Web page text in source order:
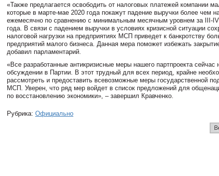
«Также предлагается освободить от налоговых платежей компании
которые в марте-мае 2020 года покажут падение выручки более чем
ежемесячно по сравнению с минимальным месячным уровнем за III-
года. В связи с падением выручки в условиях кризисной ситуации
налоговой нагрузки на предприятиях МСП приведет к банкротству
предприятий малого бизнеса. Данная мера поможет избежать
добавил парламентарий.
«Все разработанные антикризисные меры нашего партпроекта сейчас
обсуждении в Партии. В этот трудный для всех период, крайне
рассмотреть и предоставить всевозможные меры государственной
МСП. Уверен, что ряд мер войдет в список предложений для
по восстановлению экономики», – завершил Кравченко.
Рубрика: Официально